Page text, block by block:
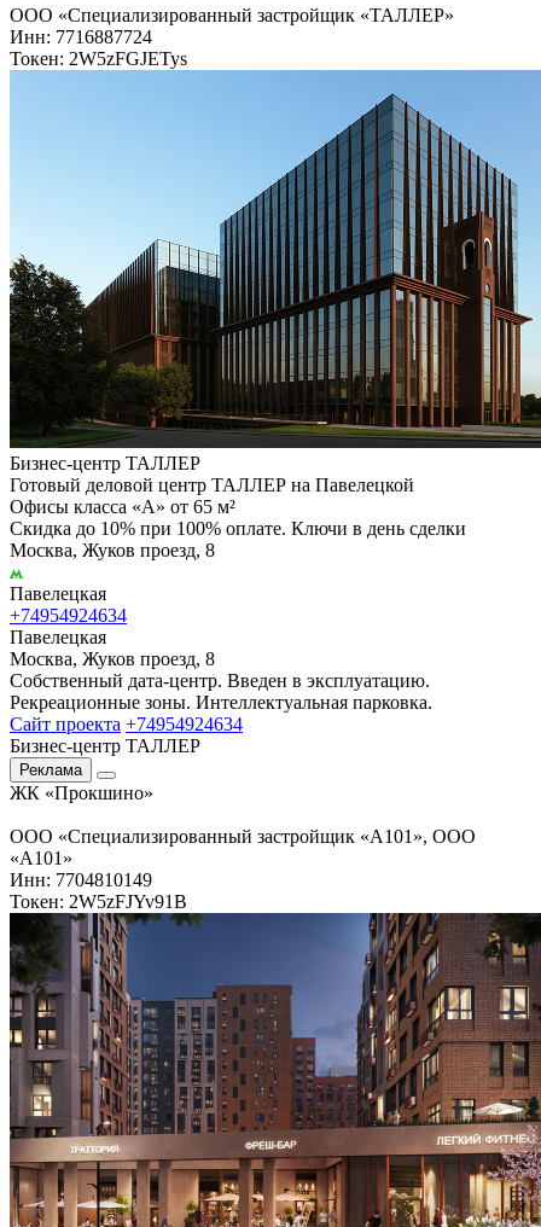
ООО «Специализированный застройщик «ТАЛЛЕР»
Инн: 7716887724
Токен: 2W5zFGJETys
Бизнес-центр ТАЛЛЕР
Готовый деловой центр ТАЛЛЕР на Павелецкой
Офисы класса «А» от 65 м²
Скидка до 10% при 100% оплате. Ключи в день сделки
Москва, Жуков проезд, 8
Павелецкая
+74954924634
Павелецкая
Москва, Жуков проезд, 8
Собственный дата-центр. Введен в эксплуатацию.
Рекреационные зоны. Интеллектуальная парковка.
Сайт проекта +74954924634
Бизнес-центр ТАЛЛЕР
Реклама
ЖК «Прокшино»
ООО «Специализированный застройщик «А101», ООО
«А101»
Инн: 7704810149
Токен: 2W5zFJYv91B